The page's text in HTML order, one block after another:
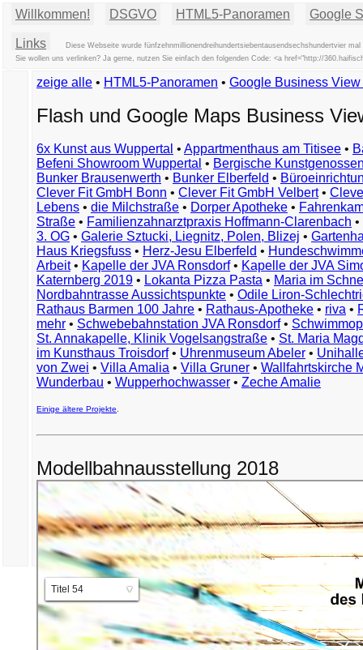
Willkommen! DSGVO HTML5-Panoramen Google
Links
Diese Webseite wurde fünfzehnmillionendreihundertsiebentausendsechshundertvier
Sie wollen uns verlinken? Ja gerne, nutzen Sie einfach den folgenden Code: <a href="http://
zeige alle • HTML5-Panoramen • Google Business
Flash und Google Maps Business
6x Kunst aus Wuppertal • Appartmenthaus am Titisee •
Befeni Showroom Wuppertal • Bergische
Bunker Brausenwerth • Bunker Elberfeld •
Clever Fit GmbH Bonn • Clever Fit GmbH Velbert•
Lebens • die Milchstraße • Dorper Apotheke •
Straße • Familienzahnarztpraxis Hoffmann-Clarenbach •
3. OG • Galerie Sztucki, Liegnitz, Polen, Blizej •
Haus Kriegsfuss • Herz-Jesu Elberfeld •
Arbeit• Kapelle der JVA Ronsdorf• Kapelle der JVA
Katernberg 2019 • Lokanta Pizza Pasta • Maria im
Nordbahntrasse Aussichtspunkte • Odile Liron-
Rathaus Barmen 100 Jahre • Rathaus-Apotheke • riva •
mehr • Schwebebahnstation JVA Ronsdorf•
St. Annakapelle, Klinik Vogelsangstraße • St. Maria
im Kunsthaus Troisdorf• Uhrenmuseum Abeler •
von Zwei • Villa Amalia • Villa Gruner • Wallfahrtskirche
Wunderbau • Wupperhochwasser • Zeche Amalie
Einige ältere Projekte
Modellbahnausstellung 2018